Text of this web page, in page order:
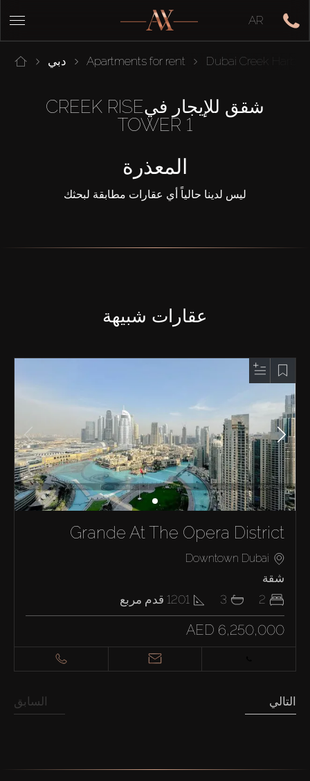
AR
دبي Apartments for rent Dubai Creek
شقق للإيجار فيCREEK RISE
TOWER 1
المعذرة
ليس لدينا حالياً أي عقارات مطابقة لبحثك
عقارات شبيهة
Grande At The Opera District
Downtown Dubai
شقة
2
3
1201 قدم مربع
AED 6,250,000
السابق التالي